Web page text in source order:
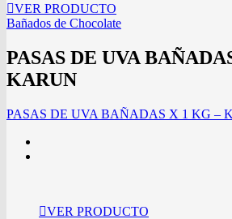
VER PRODUCTO
Bañados de Chocolate
PASAS DE UVA
KARUN
PASAS DE UVA BAÑADAS X 1 KG –
VER PRODUCTO